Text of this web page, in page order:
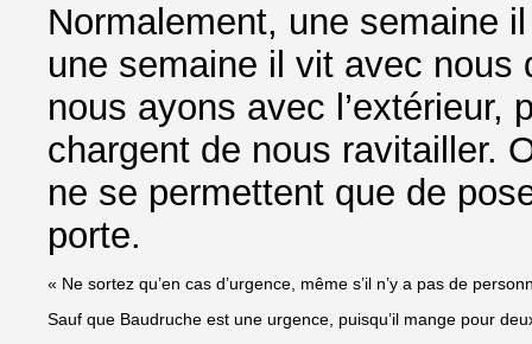
Normalement, une semaine
une semaine il vit avec
nous ayons avec
chargent de nous ravitailler.
ne se permettent que de
porte.
« Ne sortez qu’en cas d’urgence, même s’il n’y a pas de
Sauf que Baudruche est une urgence, puisqu’il mange pour